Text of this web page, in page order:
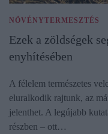
NÖVÉNYTERMESZTÉS
Ezek a zöldségek
enyhítésében
A félelem természetes
eluralkodik rajtunk, az
jelenthet. A legújabb
részben – ott…